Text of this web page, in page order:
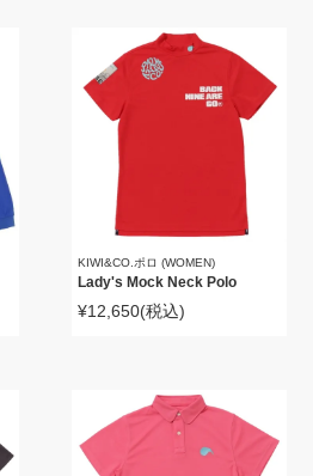
KIWI&CO.ポロ (WOMEN)
Lady's Mock Neck Polo
¥12,650(税込)